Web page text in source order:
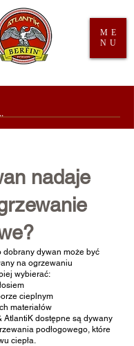
ME
NU
nadaje
dywan może być
na ogrzewaniu
wybierać:
cieplnym
materiałów
AtlantiK dostępne są dywany
podłogowego, które
ciepła.